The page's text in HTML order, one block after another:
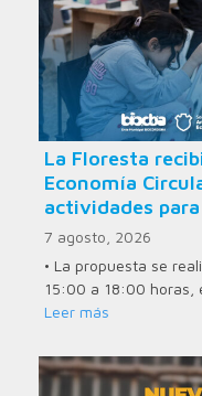
La Floresta
Economía
actividades
7 agosto, 2026
• La propuesta se
15:00 a 18:00 horas,
Leer más